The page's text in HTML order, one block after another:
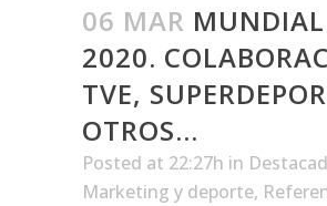
06 MAR
2020.
TVE,
OTROS…
Posted at 22:27h in
Marketing y deporte,